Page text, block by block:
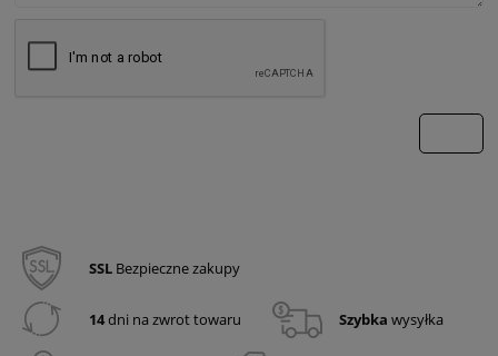
SSL Bezpieczne zakupy
14dni na zwrot towaru Szybka wysyłka